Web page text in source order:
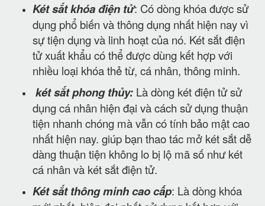
Két sắt khóa điện tử: Có dòng khóa được sử
dụng phổ biến và thông dụng nhất hiện nay vì
sự tiện dụng và linh hoạt của nó. Két sắt điện
tử xuất khẩu có thể được dùng kết hợp với
nhiều loại khóa thẻ từ, cá nhân, thông minh.
két sắt phong thủy: Là dòng két điện tử sử
dụng cá nhân hiện đại và cách sử dụng thuận
tiện nhanh chóng mà vẫn có tính bảo mật cao
nhất hiện nay. giúp bạn thao tác mở két sắt dễ
dàng thuận tiện không lo bị lộ mã số như két
cá nhân và két sắt điện tử.
Két sắt thông minh cao cấp: Là dòng khóa